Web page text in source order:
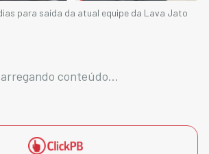
para saída da atual equipe da Lava Jato
conteúdo...